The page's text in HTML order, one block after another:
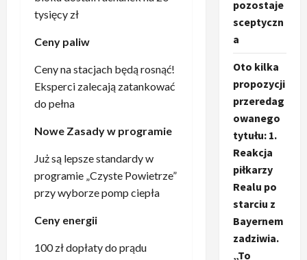
tysięcy zł
Ceny paliw
Ceny na stacjach będą rosnąć!
Eksperci zalecają zatankować
do pełna
Nowe Zasady w programie
Już są lepsze standardy w
programie „Czyste Powietrze”
przy wyborze pomp ciepła
Ceny energii
100 zł dopłaty do prądu
pozostaje
sceptyczn
a
Oto kilka
propozycji
przeredag
owanego
tytułu: 1.
Reakcja
piłkarzy
Realu po
starciu z
Bayernem
zadziwia.
„To